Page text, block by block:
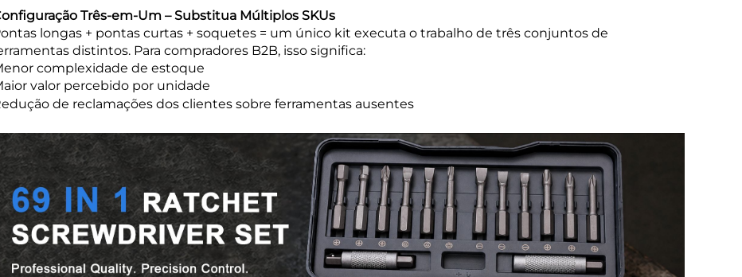
Três-em-Um – Substitua Múltiplos SKUs
longas + pontas curtas + soquetes = um único kit executa o trabalho de três conjuntos de
distintos. Para compradores B2B, isso significa:
complexidade de estoque
valor percebido por unidade
de reclamações dos clientes sobre ferramentas ausentes